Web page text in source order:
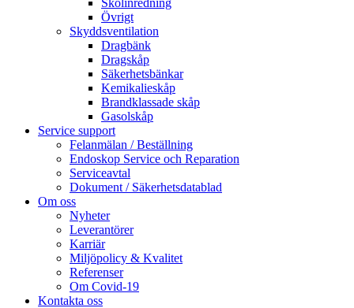
Skolinredning
Övrigt
Skyddsventilation
Dragbänk
Dragskåp
Säkerhetsbänkar
Kemikalieskåp
Brandklassade skåp
Gasolskåp
Service support
Felanmälan / Beställning
Endoskop Service och Reparation
Serviceavtal
Dokument / Säkerhetsdatablad
Om oss
Nyheter
Leverantörer
Karriär
Miljöpolicy & Kvalitet
Referenser
Om Covid-19
Kontakta oss